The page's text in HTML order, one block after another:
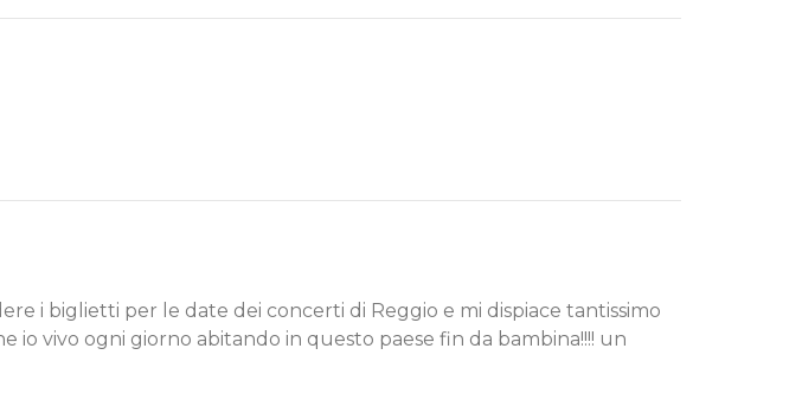
i biglietti per le date dei concerti di Reggio e mi dispiace tantissimo
io vivo ogni giorno abitando in questo paese fin da bambina!!!! un